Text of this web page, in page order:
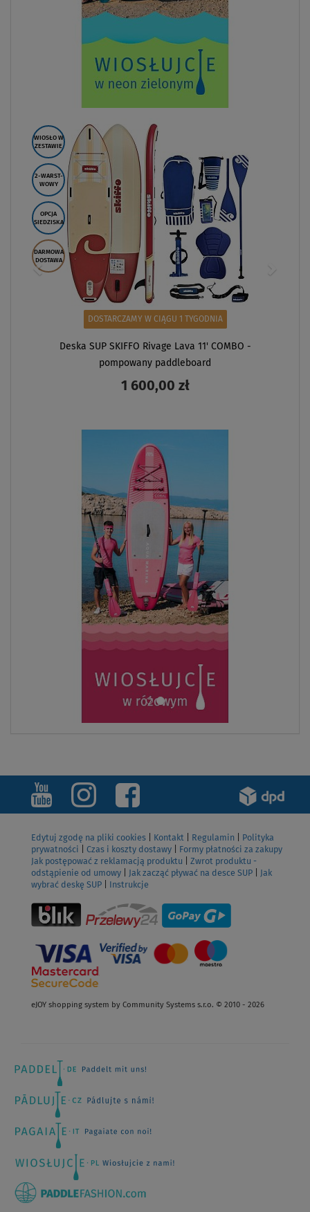
WIOSŁO W
ZESTAWIE
2-WARST-
WOWY
OPCJA
SIEDZISKA
DARMOWA
DOSTAWA
DOSTARCZAMY W CIĄGU 1 TYGODNIA
Deska SUP SKIFFO Rivage Lava 11' COMBO -
pompowany paddleboard
1 600,00 zł
Edytuj zgodę na pliki cookies Kontakt Regulamin
Polityka
prywatności
Czas i koszty dostawy
Formy płatności za zakupy
Jak postępować z reklamacją produktu
Zwrot produktu -
odstąpienie od umowy
Jak zacząć pływać na desce SUP
Jak
wybrać deskę SUP
Instrukcje
eJOY shopping system by Community Systems s.r.o. © 2010 - 2026